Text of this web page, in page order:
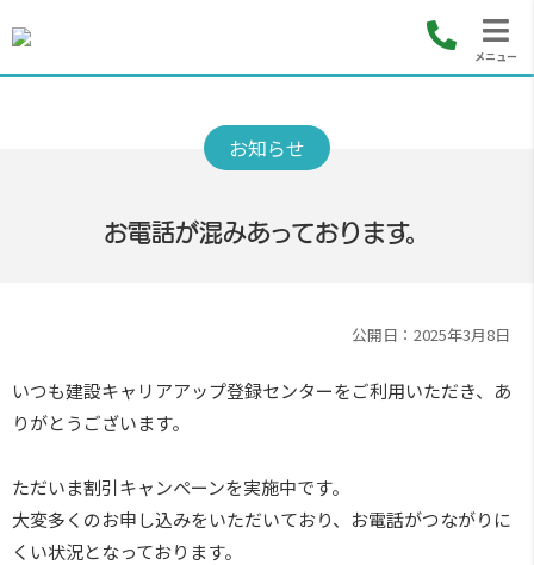
メニュー
お電話が混みあっております。
公開日：2025年3月8日
いつも建設キャリアアップ登録センターをご利用いただき、あ
りがとうございます。
ただいま割引キャンペーンを実施中です。
大変多くのお申し込みをいただいており、お電話がつながりに
くい状況となっております。